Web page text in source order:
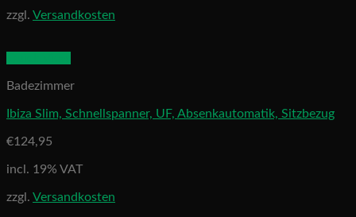
zzgl. Versandkosten
Badezimmer
Ibiza Slim, Schnellspanner, UF, Absenkautomatik, Sitzbezug
€124,95
incl. 19% VAT
zzgl. Versandkosten